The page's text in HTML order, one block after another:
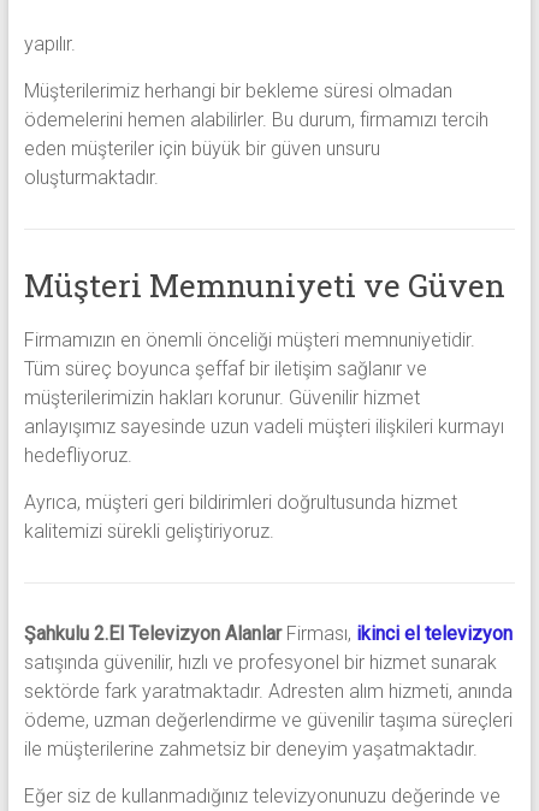
yapılır.
Müşterilerimiz herhangi bir bekleme süresi olmadan
ödemelerini hemen alabilirler. Bu durum, firmamızı tercih
eden müşteriler için büyük bir güven unsuru
oluşturmaktadır.
Müşteri Memnuniyeti ve Güven
Firmamızın en önemli önceliği müşteri memnuniyetidir.
Tüm süreç boyunca şeffaf bir iletişim sağlanır ve
müşterilerimizin hakları korunur. Güvenilir hizmet
anlayışımız sayesinde uzun vadeli müşteri ilişkileri kurmayı
hedefliyoruz.
Ayrıca, müşteri geri bildirimleri doğrultusunda hizmet
kalitemizi sürekli geliştiriyoruz.
Şahkulu 2.El Televizyon AlanlarFirması, ikinci el televizyon
satışında güvenilir, hızlı ve profesyonel bir hizmet sunarak
sektörde fark yaratmaktadır. Adresten alım hizmeti, anında
ödeme, uzman değerlendirme ve güvenilir taşıma süreçleri
ile müşterilerine zahmetsiz bir deneyim yaşatmaktadır.
Eğer siz de kullanmadığınız televizyonunuzu değerinde ve